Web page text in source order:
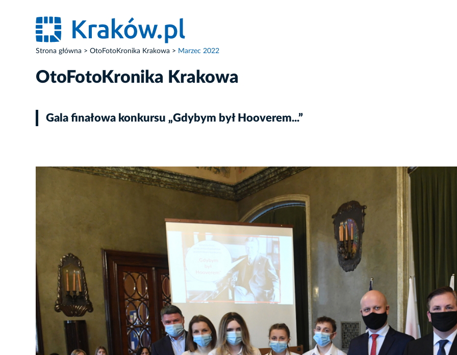
Strona główna OtoFotoKronika Krakowa Marzec 2022
OtoFotoKronika Krakowa
Gala finałowa konkursu „Gdybym był Hooverem...”